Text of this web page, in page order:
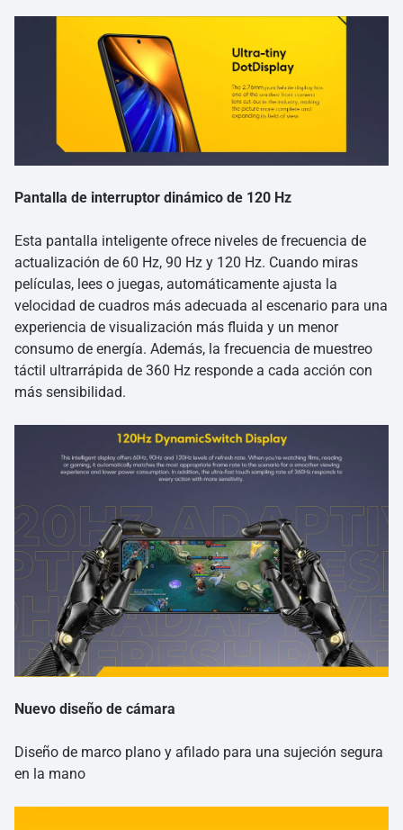
Pantalla de interruptor dinámico de 120 Hz
Esta pantalla inteligente ofrece niveles de frecuencia de
actualización de 60 Hz, 90 Hz y 120 Hz. Cuando miras
películas, lees o juegas, automáticamente ajusta la
velocidad de cuadros más adecuada al escenario para una
experiencia de visualización más fluida y un menor
consumo de energía. Además, la frecuencia de muestreo
táctil ultrarrápida de 360 Hz responde a cada acción con
más sensibilidad.
Nuevo diseño de cámara
Diseño de marco plano y afilado para una sujeción segura
en la mano